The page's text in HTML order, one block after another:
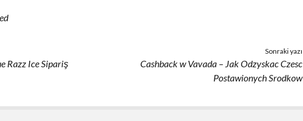
Razz Ice Sipariş
Sonraki yazı
Cashback w Vavada – Jak Odzyskac Czesc
Postawionych Srodkow